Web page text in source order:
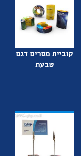
קוביית מסרים דגם
טבעת